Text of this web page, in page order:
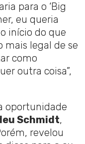
para o ‘Big
eu queria
início do que
mais legal de se
como
outra coisa”,
oportunidade
Schmidt,
revelou